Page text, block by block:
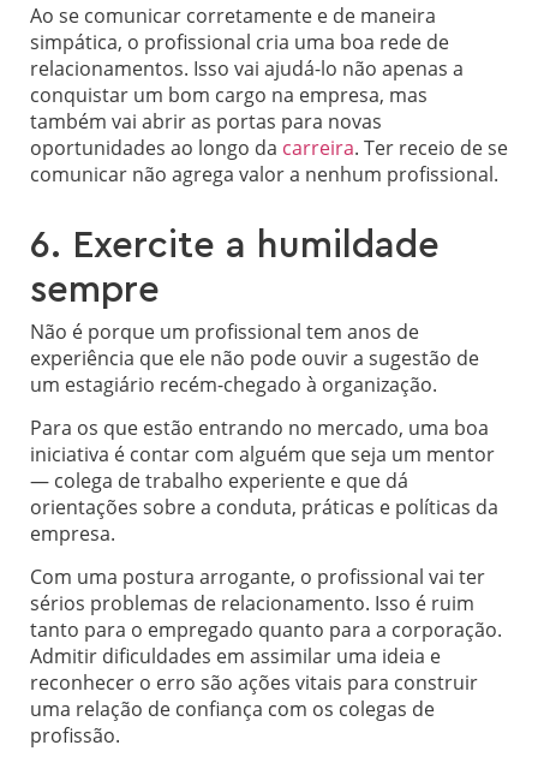
Ao se comunicar corretamente e de maneira
simpática, o profissional cria uma boa rede de
relacionamentos. Isso vai ajudá-lo não apenas a
conquistar um bom cargo na empresa, mas
também vai abrir as portas para novas
oportunidades ao longo da carreira. Ter receio de se
comunicar não agrega valor a nenhum profissional.
6. Exercite a humildade
sempre
Não é porque um profissional tem anos de
experiência que ele não pode ouvir a sugestão de
um estagiário recém-chegado à organização.
Para os que estão entrando no mercado, uma boa
iniciativa é contar com alguém que seja um mentor
— colega de trabalho experiente e que dá
orientações sobre a conduta, práticas e políticas da
empresa.
Com uma postura arrogante, o profissional vai ter
sérios problemas de relacionamento. Isso é ruim
tanto para o empregado quanto para a corporação.
Admitir dificuldades em assimilar uma ideia e
reconhecer o erro são ações vitais para construir
uma relação de confiança com os colegas de
profissão.